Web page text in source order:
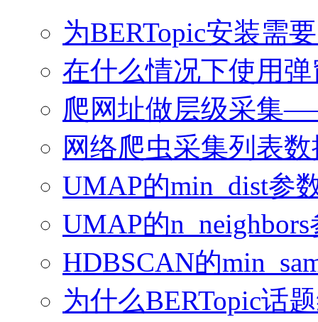
为BERTopic安装需
在什么情况下使用
爬网址做层级采集
网络爬虫采集列表
UMAP的min_dist参
UMAP的
HDBSCAN的
为什么BERTopic话